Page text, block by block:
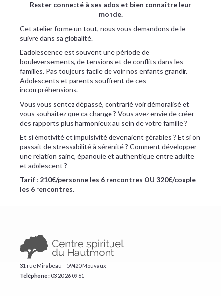
Rester connecté à ses ados et bien connaître leur
monde.
Cet atelier forme un tout, nous vous demandons de le
suivre dans sa globalité.
L'adolescence est souvent une période de
bouleversements, de tensions et de conflits dans les
familles. Pas toujours facile de voir nos enfants grandir.
Adolescents et parents souffrent de ces
incompréhensions.
Vous vous sentez dépassé, contrarié voir démoralisé et
vous souhaitez que ca change ? Vous avez envie de créer
des rapports plus harmonieux au sein de votre famille ?
Et si émotivité et impulsivité devenaient gérables ? Et si on
passait de stressabilité à sérénité ? Comment développer
une relation saine, épanouie et authentique entre adulte
et adolescent ?
Tarif : 210€/personne les 6 rencontres OU 320€/couple
les 6 rencontres.
31 rue Mirabeau - 59420 Mouvaux
Téléphone : ​03 20 26 09 61